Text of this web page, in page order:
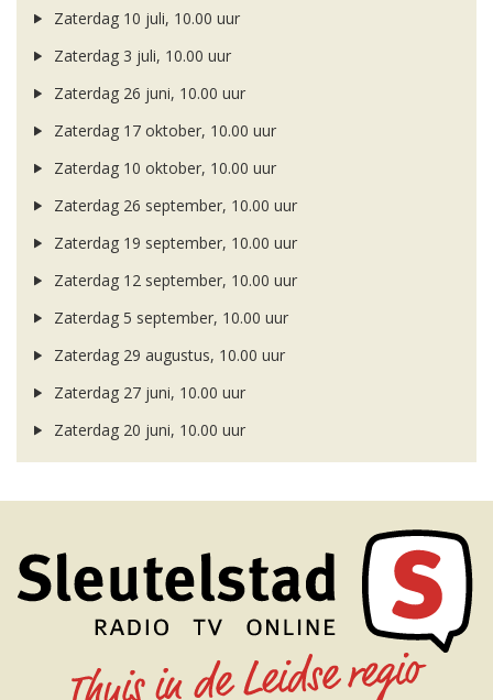
Zaterdag 10 juli, 10.00 uur
Zaterdag 3 juli, 10.00 uur
Zaterdag 26 juni, 10.00 uur
Zaterdag 17 oktober, 10.00 uur
Zaterdag 10 oktober, 10.00 uur
Zaterdag 26 september, 10.00 uur
Zaterdag 19 september, 10.00 uur
Zaterdag 12 september, 10.00 uur
Zaterdag 5 september, 10.00 uur
Zaterdag 29 augustus, 10.00 uur
Zaterdag 27 juni, 10.00 uur
Zaterdag 20 juni, 10.00 uur